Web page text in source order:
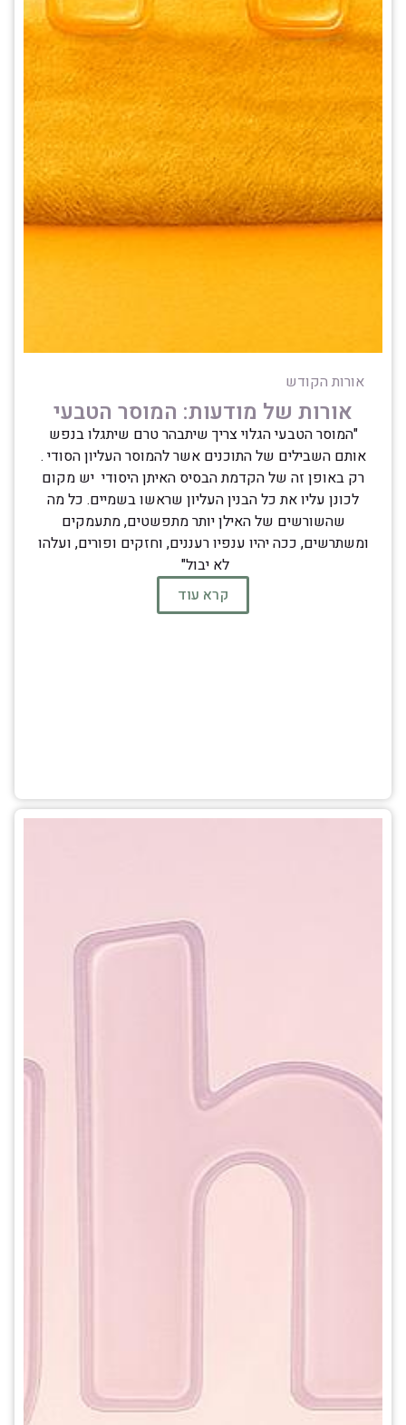
אורות הקודש
אורות של מודעות: המוסר הטבעי
"המוסר הטבעי הגלוי צריך שיתבהר טרם שיתגלו בנפש
אותם השבילים של התוכנים אשר להמוסר העליון הסודי .
רק באופן זה של הקדמת הבסיס האיתן היסודי יש מקום
לכונן עליו את כל הבנין העליון שראשו בשמיים. כל מה
שהשורשים של האילן יותר מתפשטים, מתעמקים
ומשתרשים, ככה יהיו ענפיו רעננים, וחזקים ופורים, ועלהו
לא יבול"
קרא עוד